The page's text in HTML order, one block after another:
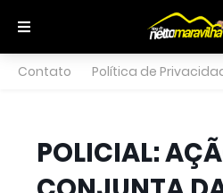
Contato Política de
POLICIAL: